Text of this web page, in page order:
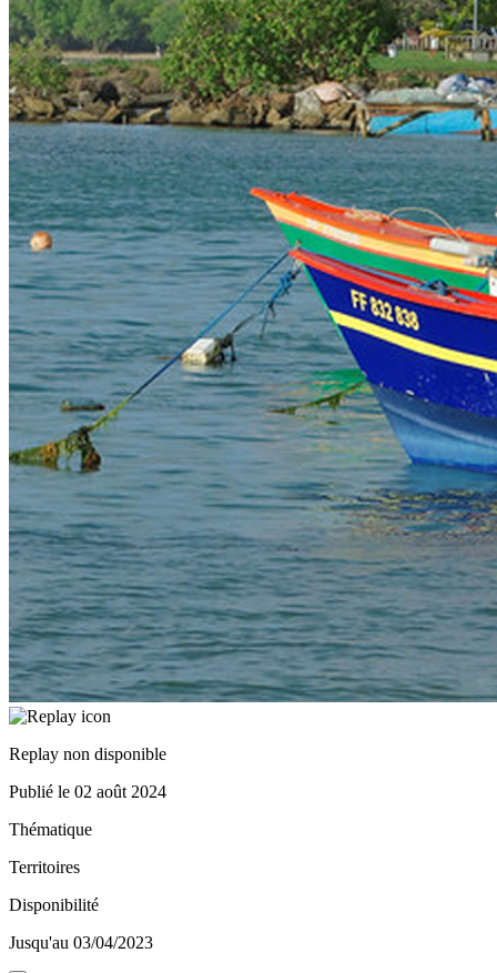
Replay non disponible
Publié le 02 août 2024
Thématique
Territoires
Disponibilité
Jusqu'au 03/04/2023